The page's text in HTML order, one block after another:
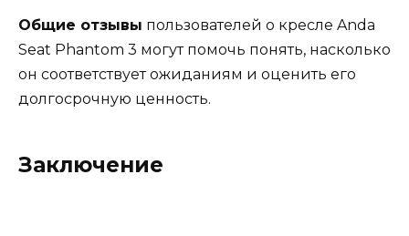
Общие отзывы пользователей о кресле Anda
Seat Phantom 3 могут помочь понять, насколько
он соответствует ожиданиям и оценить его
долгосрочную ценность.
Заключение